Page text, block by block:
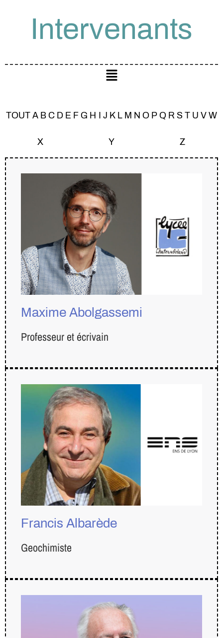
Intervenants
TOUT A B C D E F G H J K L M N O P Q R S T U V W
X Y Z
Maxime Abolgassemi
Professeur et écrivain
Francis Albarède
Geochimiste